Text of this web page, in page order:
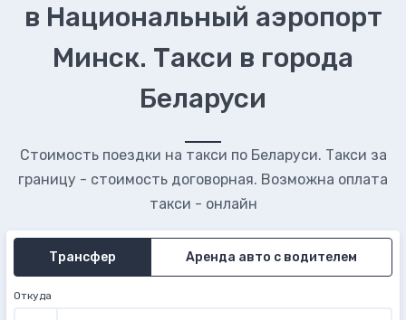
в Национальный аэропорт
Минск. Такси в города
Беларуси
Стоимость поездки на такси по Беларуси. Такси за
границу - стоимость договорная. Возможна оплата
такси - онлайн
Трансфер Аренда авто с водителем
Откуда